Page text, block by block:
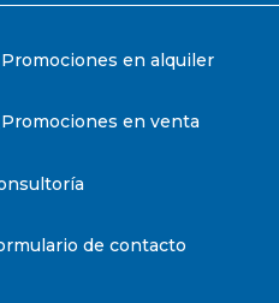
Promociones en alquiler
Promociones en venta
de contacto